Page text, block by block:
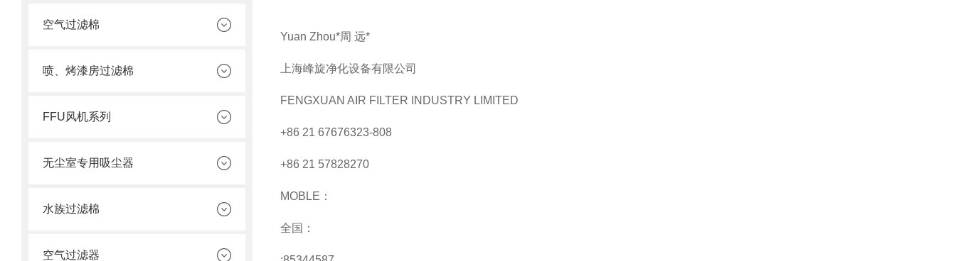
空气过滤棉
喷、烤漆房过滤棉
FFU风机系列
无尘室专用吸尘器
水族过滤棉
空气过滤器
Yuan Zhou*周 远*
上海峰旋净化设备有限公司
FENGXUAN AIR FILTER INDUSTRY LIMITED
+86 21 67676323-808
+86 21 57828270
MOBLE：
全国：